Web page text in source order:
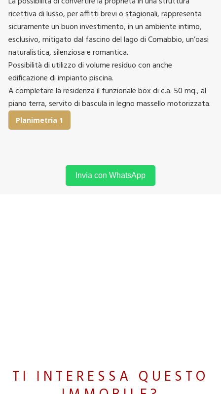
ricettiva di lusso, per affitti brevi o stagionali, rappresenta
sicuramente un buon investimento, in un ambiente intimo,
esclusivo, mitigato dal fascino del lago di Comabbio, un’oasi
naturalistica, silenziosa e romantica.
Possibilità di utilizzo di volume residuo con anche
edificazione di impianto piscina.
A completare la residenza il funzionale box di c.a. 50 mq., al
piano terra, servito di bascula in legno massello motorizzata.
Planimetria 1
Invia con WhatsApp
TI INTERESSA QUESTO